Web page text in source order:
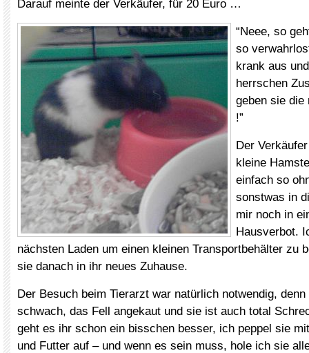
Darauf meinte der Verkäufer, für 20 Euro …
“Neee, so
so
krank aus
herrschen
geben sie
!”
Der
kleine
einfach so
sonstwas in
mir noch in
Hausverbot.
nächsten Laden um einen kleinen Transportbehälter zu
sie danach in ihr neues Zuhause.
Der Besuch beim Tierarzt war natürlich notwendig,
schwach, das Fell angekaut und sie ist auch total
geht es ihr schon ein bisschen besser, ich peppel sie
und Futter auf – und wenn es sein muss, hole ich sie